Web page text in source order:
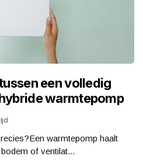
een volledig
warmtepomp
warmtepomp haalt
of ventilat...